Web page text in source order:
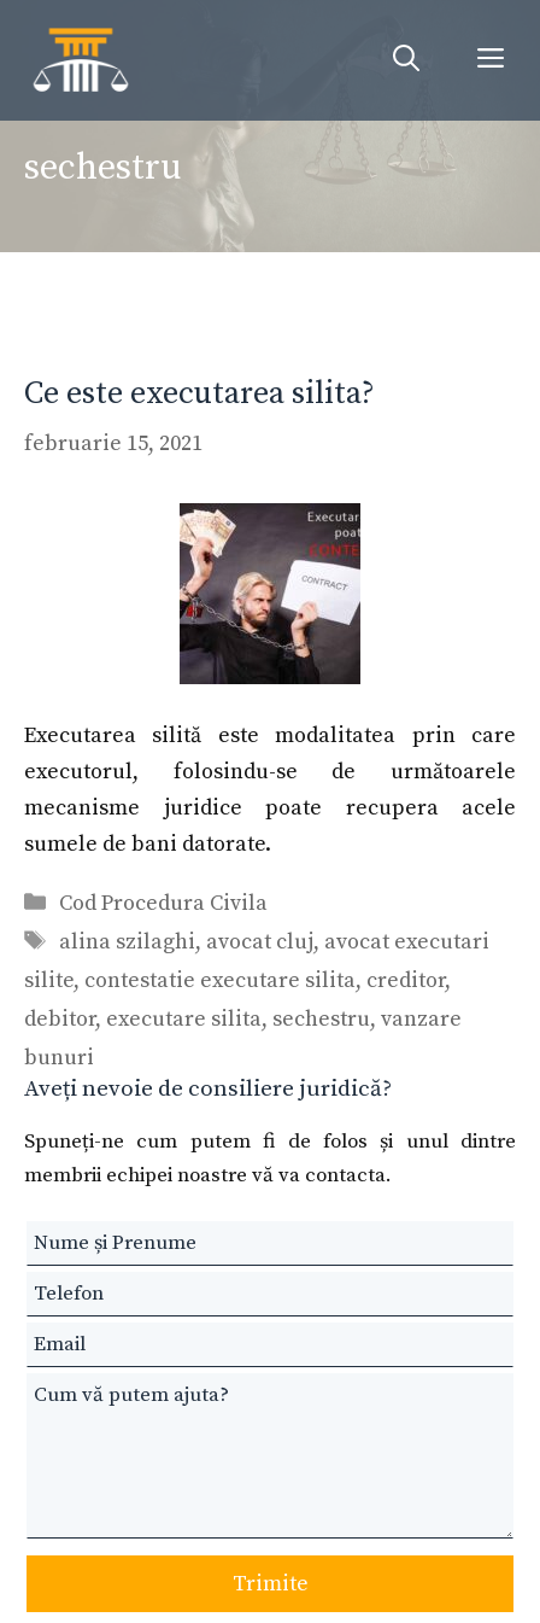
conținut
sechestru
Ce este executarea silita?
februarie 15, 2021
Executarea silită este modalitatea prin care
executorul, folosindu-se de următoarele
mecanisme juridice poate recupera acele
sumele de bani datorate.
Categorii
Cod Procedura Civila
Etichete
alina szilaghi, avocat cluj, avocat executari
silite, contestatie executare silita, creditor,
debitor, executare silita, sechestru, vanzare
bunuri
Aveți nevoie de consiliere juridică?
Spuneți-ne cum putem fi de folos și unul dintre
membrii echipei noastre vă va contacta.
Leave
this
field
blank
Trimite